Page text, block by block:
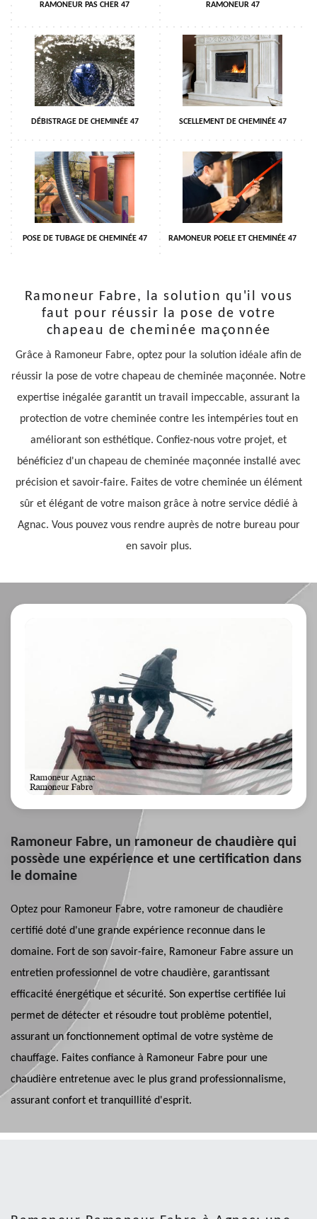
RAMONEUR PAS CHER 47 RAMONEUR 47
DÉBISTRAGE DE CHEMINÉE 47 SCELLEMENT DE CHEMINÉE 47
POSE DE TUBAGE DE CHEMINÉE 47 RAMONEUR POELE ET CHEMINÉE 47
Ramoneur Fabre, la solution qu'il vous
faut pour réussir la pose de votre
chapeau de cheminée maçonnée
Grâce à Ramoneur Fabre, optez pour la solution idéale afin de
réussir la pose de votre chapeau de cheminée maçonnée. Notre
expertise inégalée garantit un travail impeccable, assurant la
protection de votre cheminée contre les intempéries tout en
améliorant son esthétique. Confiez-nous votre projet, et
bénéficiez d'un chapeau de cheminée maçonnée installé avec
précision et savoir-faire. Faites de votre cheminée un élément
sûr et élégant de votre maison grâce à notre service dédié à
Agnac. Vous pouvez vous rendre auprès de notre bureau pour
en savoir plus.
Ramoneur Fabre, un ramoneur de chaudière qui
possède une expérience et une certification dans
le domaine
Optez pour Ramoneur Fabre, votre ramoneur de chaudière
certifié doté d'une grande expérience reconnue dans le
domaine. Fort de son savoir-faire, Ramoneur Fabre assure un
entretien professionnel de votre chaudière, garantissant
efficacité énergétique et sécurité. Son expertise certifiée lui
permet de détecter et résoudre tout problème potentiel,
assurant un fonctionnement optimal de votre système de
chauffage. Faites confiance à Ramoneur Fabre pour une
chaudière entretenue avec le plus grand professionnalisme,
assurant confort et tranquillité d'esprit.